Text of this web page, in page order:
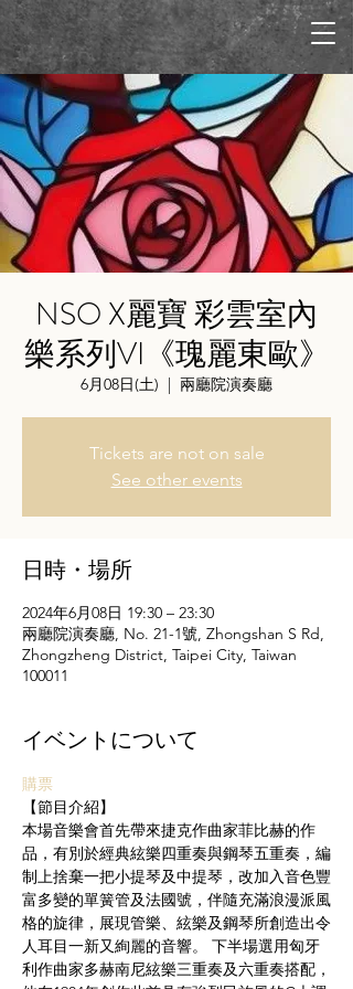
NSO X麗寶 彩雲室內
樂系列VI《瑰麗東歐》
6月08日(土)
  |
兩廳院演奏廳
Tickets are not on sale
See other events
日時・場所
2024年6月08日 19:30 – 23:30
兩廳院演奏廳, No. 21-1號, Zhongshan S Rd,
Zhongzheng District, Taipei City, Taiwan
100011
イベントについて
購票
【節目介紹】
本場音樂會首先帶來捷克作曲家菲比赫的作
品，有別於經典絃樂四重奏與鋼琴五重奏，編
制上捨棄一把小提琴及中提琴，改加入音色豐
富多變的單簧管及法國號，伴隨充滿浪漫派風
格的旋律，展現管樂、絃樂及鋼琴所創造出令
人耳目一新又絢麗的音響。 下半場選用匈牙
利作曲家多赫南尼絃樂三重奏及六重奏搭配，